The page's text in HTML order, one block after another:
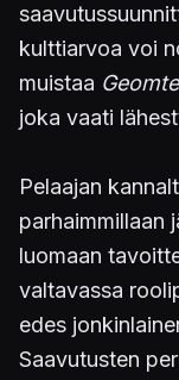
kulttiarvoa voi
muistaa
joka vaati
Pelaajan
parhaimmillaan
luomaan
valtavassa
edes
Saavutusten